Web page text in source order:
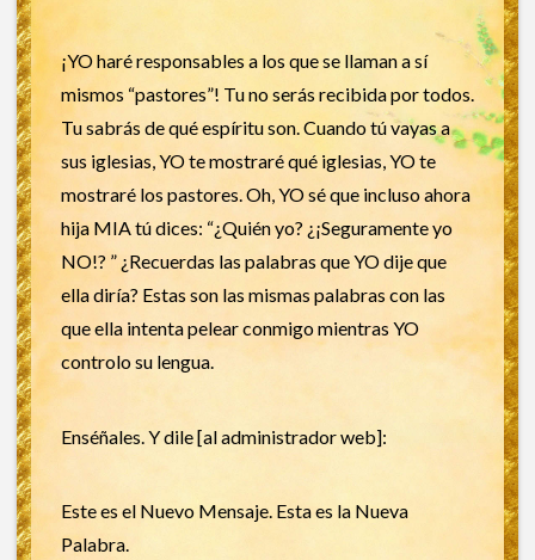
¡YO haré responsables a los que se llaman a sí
mismos “pastores”! Tu no serás recibida por todos.
Tu sabrás de qué espíritu son. Cuando tú vayas a
sus iglesias, YO te mostraré qué iglesias, YO te
mostraré los pastores. Oh, YO sé que incluso ahora
hija MIA tú dices: “¿Quién yo? ¿¡Seguramente yo
NO!? ” ¿Recuerdas las palabras que YO dije que
ella diría? Estas son las mismas palabras con las
que ella intenta pelear conmigo mientras YO
controlo su lengua.
Enséñales. Y dile [al administrador web]:
Este es el Nuevo Mensaje. Esta es la Nueva
Palabra.